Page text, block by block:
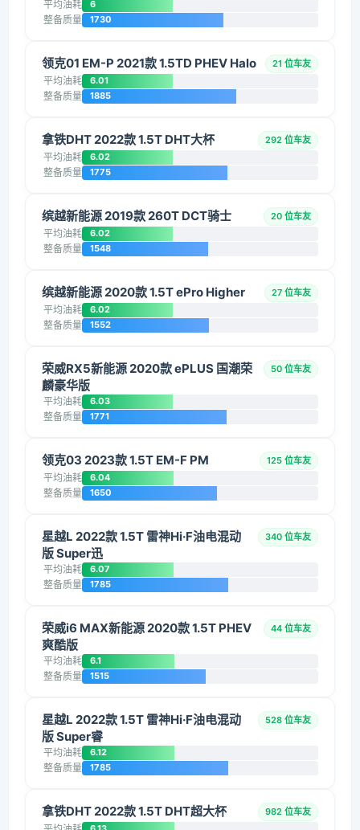
平均油耗 6
整备质量 1730
领克01 EM-P 2021款 1.5TD PHEV Halo 21 位车友
平均油耗 6.01
整备质量 1885
拿铁DHT 2022款 1.5T DHT大杯 292 位车友
平均油耗 6.02
整备质量 1775
缤越新能源 2019款 260T DCT骑士 20 位车友
平均油耗 6.02
整备质量 1548
缤越新能源 2020款 1.5T ePro Higher 27 位车友
平均油耗 6.02
整备质量 1552
荣威RX5新能源 2020款 ePLUS 国潮荣
麟豪华版
50 位车友
平均油耗 6.03
整备质量 1771
领克03 2023款 1.5T EM-F PM 125 位车友
平均油耗 6.04
整备质量 1650
星越L 2022款 1.5T 雷神Hi·F油电混动
版 Super迅
340 位车友
平均油耗 6.07
整备质量 1785
荣威i6 MAX新能源 2020款 1.5T PHEV
爽酷版
44 位车友
平均油耗 6.1
整备质量 1515
星越L 2022款 1.5T 雷神Hi·F油电混动
版 Super睿
528 位车友
平均油耗 6.12
整备质量 1785
拿铁DHT 2022款 1.5T DHT超大杯 982 位车友